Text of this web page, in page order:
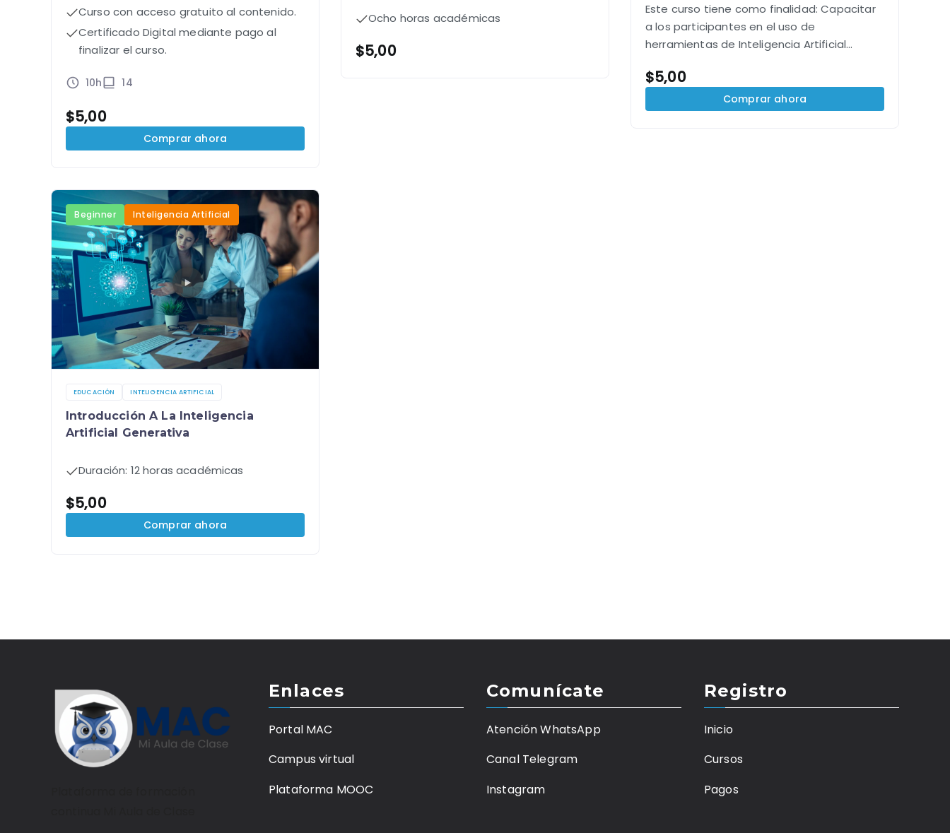
Curso con acceso gratuito al contenido.
Certificado Digital mediante pago al
finalizar el curso.
10h 14
$5,00
Comprar ahora
Ocho horas académicas
$5,00
Este curso tiene como finalidad: Capacitar
a los participantes en el uso de
herramientas de Inteligencia Artificial
impactantes, eficientes y creativas,
optimizando el tiempo y mejorando la
calidad de sus…
$5,00
Comprar ahora
Beginner Inteligencia Artificial
EDUCACIÓN INTELIGENCIA ARTIFICIAL
Introducción A La Inteligencia
Artificial Generativa
Duración: 12 horas académicas
$5,00
Comprar ahora
Enlaces
Portal MAC
Campus virtual
Plataforma MOOC
Comunícate
Atención WhatsApp
Canal Telegram
Instagram
Registro
Inicio
Cursos
Pagos